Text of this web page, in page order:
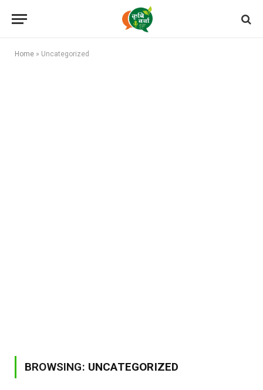
Home » Uncategorized
BROWSING: UNCATEGORIZED